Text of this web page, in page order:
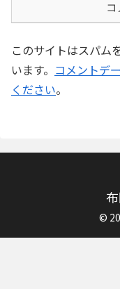
このサイトはスパム
います。 コメントデ
ください。
©